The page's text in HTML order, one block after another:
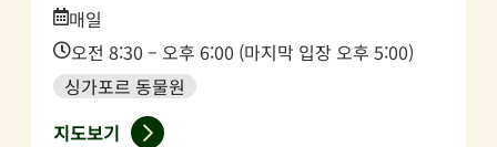
Date:
매일
Time:
오전 8:30 – 오후 6:00 (마지막 입장 오후 5:00)
싱가포르 동물원
지도보기